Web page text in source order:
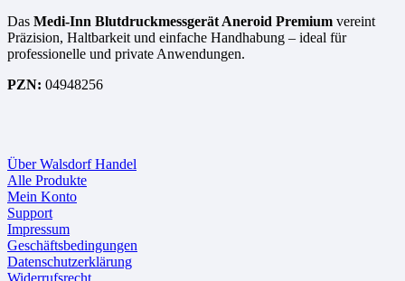
Das Medi-Inn Blutdruckmessgerät Aneroid Premium vereint
Präzision, Haltbarkeit und einfache Handhabung – ideal für
professionelle und private Anwendungen.
PZN: 04948256
Über Walsdorf Handel
Alle Produkte
Mein Konto
Support
Impressum
Geschäftsbedingungen
Datenschutzerklärung